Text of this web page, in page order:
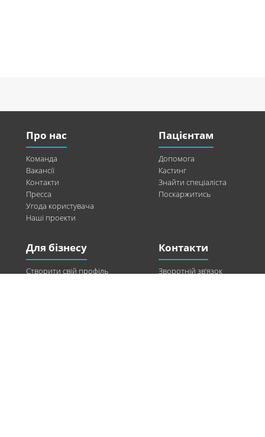
Про нас
Команда
Вакансії
Контакти
Пресса
Угода користувача
Наші проекти
Пацієнтам
Допомога
Кастинг
Знайти спеціаліста
Поскаржитись
Для бізнесу
Створити свій профіль
Контакти
Зворотній зв’язок